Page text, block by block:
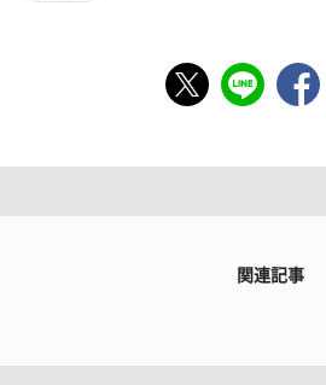
関連記事